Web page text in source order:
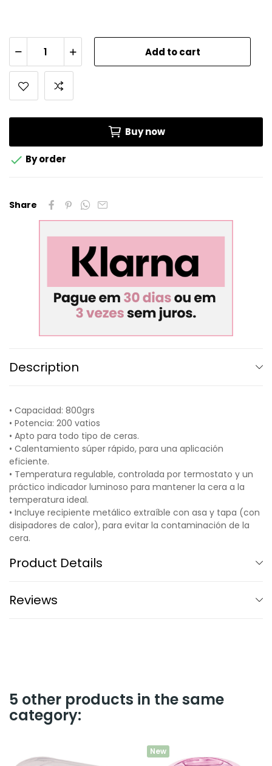
Add to cart
Buy now
 By order
Share
Description
• Capacidad: 800grs
• Potencia: 200 vatios
• Apto para todo tipo de ceras.
• Calentamiento súper rápido, para una aplicación
eficiente.
• Temperatura regulable, controlada por termostato y un
práctico indicador luminoso para mantener la cera a la
temperatura ideal.
• Incluye recipiente metálico extraíble con asa y tapa (con
disipadores de calor), para evitar la contaminación de la
cera.
Product Details
Reviews
5 other products in the same
category:
New